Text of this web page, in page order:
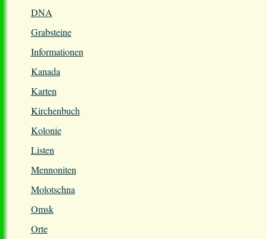
DNA
Grabsteine
Informationen
Kanada
Karten
Kirchenbuch
Kolonie
Listen
Mennoniten
Molotschna
Omsk
Orte